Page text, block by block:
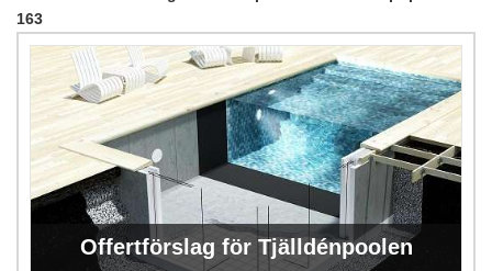
163
Offertförslag för Tjälldénpoolen